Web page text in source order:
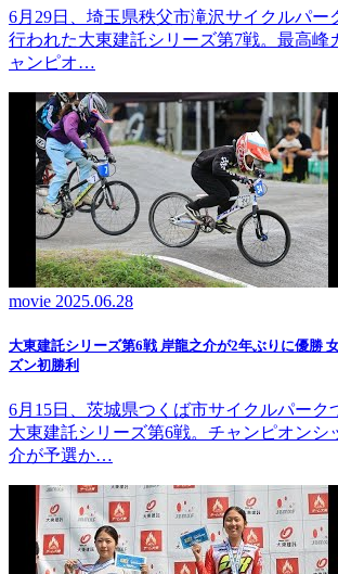
6月29日、埼玉県秩父市滝沢サイクルパ
行われた大東建託シリーズ第7戦。最高峰
ャンピオ…
movie 2025.06.28
大東建託シリーズ第6戦 岸龍之介が2年ぶりに優勝
ズン初勝利
6月15日、茨城県つくば市サイクルパーク
大東建託シリーズ第6戦。チャンピオンシ
介が予選か…